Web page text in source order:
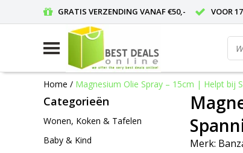
GRATIS VERZENDING VANAF €50,- VOOR
Home / Magnesium Olie Spray – 15cm | Helpt bij
Categorieën
Wonen, Koken & Tafelen
Baby & Kind
Merk: